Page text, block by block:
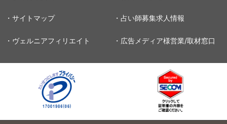
・サイトマップ ・占い師募集求人情報
・ヴェルニアフィリエイト ・広告メディア様営業/取材窓口